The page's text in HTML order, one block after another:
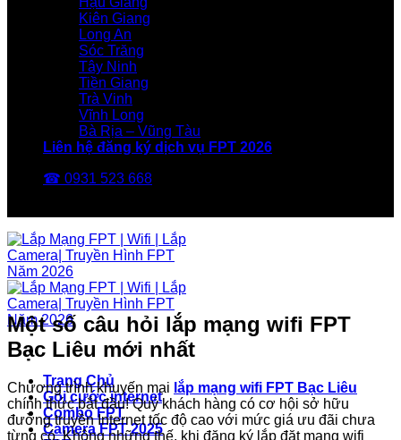
Kiên Giang
Long An
Sóc Trăng
Tây Ninh
Tiền Giang
Trà Vinh
Vĩnh Long
Bà Rịa – Vũng Tàu
Liên hệ đăng ký dịch vụ FPT 2026
☎ 0931 523 668
Trang Chủ
Gói cước internet
Combo FPT
Camera FPT 2025
Một số câu hỏi lắp mạng wifi FPT
Bạc Liêu mới nhất
Chương trình khuyến mại lắp mạng wifi FPT Bạc Liêu
chính thức bắt đầu! Quý khách hàng có cơ hội sở hữu
đường truyền Internet tốc độ cao với mức giá ưu đãi chưa
từng có. Không những thế, khi đăng ký lắp đặt mạng wifi